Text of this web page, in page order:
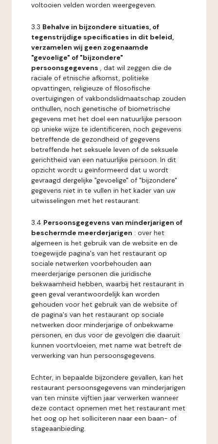
voltooien velden worden weergegeven.
3.3 Behalve in bijzondere situaties, of
tegenstrijdige specificaties in dit beleid,
verzamelen wij geen zogenaamde
"gevoelige" of "bijzondere"
persoonsgegevens , dat wil zeggen die de
raciale of etnische afkomst, politieke
opvattingen, religieuze of filosofische
overtuigingen of vakbondslidmaatschap zouden
onthullen, noch genetische of biometrische
gegevens met het doel een natuurlijke persoon
op unieke wijze te identificeren, noch gegevens
betreffende de gezondheid of gegevens
betreffende het seksuele leven of de seksuele
gerichtheid van een natuurlijke persoon. In dit
opzicht wordt u geïnformeerd dat u wordt
gevraagd dergelijke "gevoelige" of "bijzondere"
gegevens niet in te vullen in het kader van uw
uitwisselingen met het restaurant.
3.4 Persoonsgegevens van minderjarigen of
beschermde meerderjarigen : over het
algemeen is het gebruik van de website en de
toegewijde pagina's van het restaurant op
sociale netwerken voorbehouden aan
meerderjarige personen die juridische
bekwaamheid hebben, waarbij het restaurant in
geen geval verantwoordelijk kan worden
gehouden voor het gebruik van de website of
de pagina's van het restaurant op sociale
netwerken door minderjarige of onbekwame
personen, en dus voor de gevolgen die daaruit
kunnen voortvloeien, met name wat betreft de
verwerking van hun persoonsgegevens.
Echter, in bepaalde bijzondere gevallen, kan het
restaurant persoonsgegevens van minderjarigen
van ten minste vijftien jaar verwerken wanneer
deze contact opnemen met het restaurant met
het oog op het solliciteren naar een baan- of
stageaanbieding.